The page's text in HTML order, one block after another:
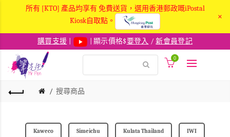
所有 [KTO] 產品均享有 免費送貨，選用香港郵政嘅iPostal
Kiosk自取點。
×
購買支援 | 顯示價格$要登入 /新會員登記
0
搜尋商品
Kaweco Simeichu Kulata Thailand IWI